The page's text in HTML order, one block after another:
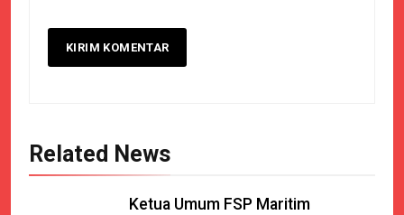
Related News
Ketua Umum FSP Maritim